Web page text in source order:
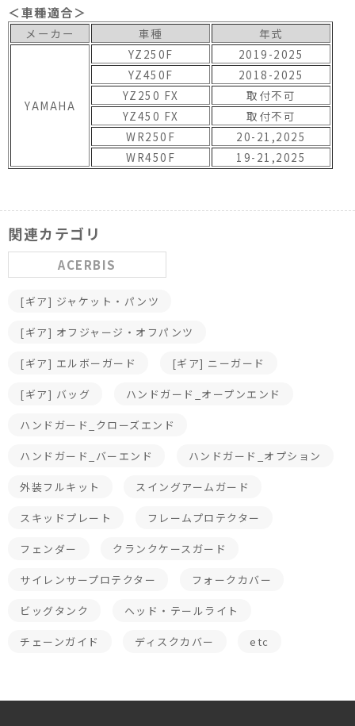
＜車種適合＞
メーカー 車種 年式
YAMAHA
YZ250F
2019-2025
YZ450F
2018-2025
YZ250 FX
取付不可
YZ450 FX
取付不可
WR250F
20-21,2025
WR450F
19-21,2025
関連カテゴリ
ACERBIS
[ギア] ジャケット・パンツ
[ギア] オフジャージ・オフパンツ
[ギア] エルボーガード [ギア] ニーガード
[ギア] バッグ ハンドガード_オープンエンド
ハンドガード_クローズエンド
ハンドガード_バーエンド ハンドガード_オプション
外装フルキット スイングアームガード
スキッドプレート フレームプロテクター
フェンダー クランクケースガード
サイレンサープロテクター フォークカバー
ビッグタンク ヘッド・テールライト
チェーンガイド ディスクカバー etc